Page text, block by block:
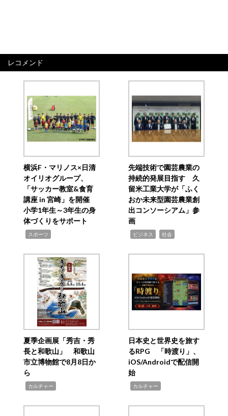
レコメンド
横浜F・マリノス×日清
オイリオグループ、
「サッカー教室&食育
講座 in 宮崎」を開催
小学1年生～3年生の身
体づくりをサポート
スポーツ
先端技術で園芸農業の
持続的発展目指す 久
留米工業大学が「ふく
おか未来型園芸農業創
出コンソーシアム」参
画
ビジネス 社会
夏季企画展「秀吉・秀
長と和歌山」 和歌山
市立博物館で8月8日か
ら
カルチャー
日本史と世界史を旅す
るRPG 「時渡り」、
iOS/Androidで配信開
始
カルチャー